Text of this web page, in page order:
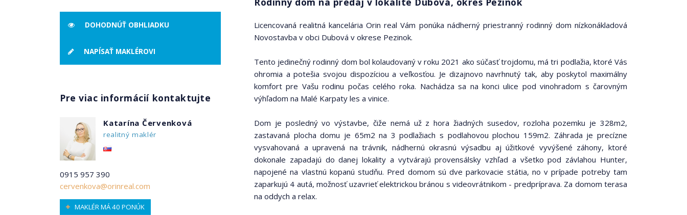
Licencovaná realitná kancelária Orin real Vám ponúka nádherný priestranný rodinný dom nízkonákladová
Novostavba v obci Dubová v okrese Pezinok.
Tento jedinečný rodinný dom bol kolaudovaný v roku 2021 ako súčasť trojdomu, má tri podlažia, ktoré Vás
ohromia a potešia svojou dispozíciou a veľkosťou. Je dizajnovo navrhnutý tak, aby poskytol maximálny
komfort pre Vašu rodinu počas celého roka. Nachádza sa na konci ulice pod vinohradom s čarovným
výhľadom na Malé Karpaty les a vinice.
Dom je posledný vo výstavbe, čiže nemá už z hora žiadných susedov, rozloha pozemku je 328m2,
zastavaná plocha domu je 65m2 na 3 podlažiach s podlahovou plochou 159m2. Záhrada je precízne
vysvahovaná a upravená na trávnik, nádhernú okrasnú výsadbu aj úžitkové vyvýšené záhony, ktoré
dokonale zapadajú do danej lokality a vytvárajú provensálsky vzhľad a všetko pod závlahou Hunter,
napojené na vlastnú kopanú studňu. Pred domom sú dve parkovacie státia, no v prípade potreby tam
zaparkujú 4 autá, možnosť uzavrieť elektrickou bránou s videovrátnikom - predpríprava. Za domom terasa
na oddych a relax.
DOHODNÚŤ OBHLIADKU
NAPÍSAŤ MAKLÉROVI
Pre viac informácií kontaktujte
Katarína Červenková
realitný maklér
0915 957 390
cervenkova@orinreal.com
MAKLÉR MÁ 40 PONÚK